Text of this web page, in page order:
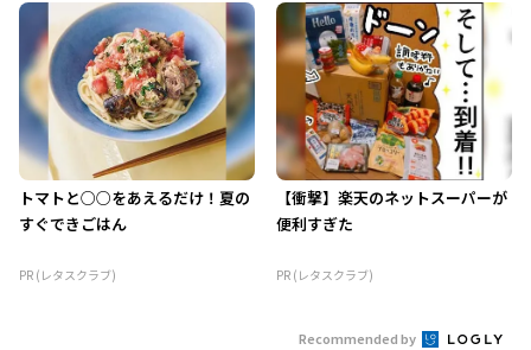
トマトと○○をあえるだけ！夏の
すぐできごはん
PR (レタスクラブ)
【衝撃】楽天のネットスーパーが
便利すぎた
PR (レタスクラブ)
Recommended by